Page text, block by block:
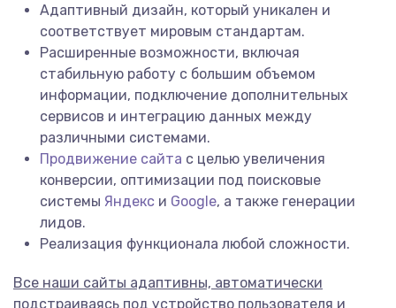
Адаптивный дизайн, который уникален и
соответствует мировым стандартам.
Расширенные возможности, включая
стабильную работу с большим объемом
информации, подключение дополнительных
сервисов и интеграцию данных между
различными системами.
Продвижение сайта с целью увеличения
конверсии, оптимизации под поисковые
системы Яндекс и Google, а также генерации
лидов.
Реализация функционала любой сложности.
Все наши сайты адаптивны, автоматически
подстраиваясь под устройство пользователя и